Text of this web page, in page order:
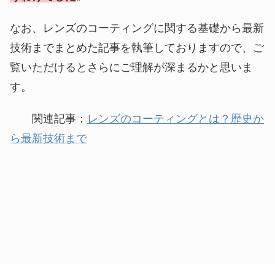
なお、レンズのコーティングに関する基礎から最新
技術までまとめた記事を執筆しておりますので、ご
覧いただけるとさらにご理解が深まるかと思いま
す。
関連記事： レンズのコーティングとは？歴史か
ら最新技術まで